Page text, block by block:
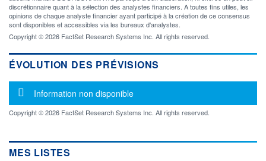
discrétionnaire quant à la sélection des analystes financiers. A toutes fins utiles, les
opinions de chaque analyste financier ayant participé à la création de ce consensus
sont disponibles et accessibles via les bureaux d'analystes.
Copyright © 2026 FactSet Research Systems Inc. All rights reserved.
ÉVOLUTION DES PRÉVISIONS
Message d'information
Information non disponible
Copyright © 2026 FactSet Research Systems Inc. All rights reserved.
MES LISTES